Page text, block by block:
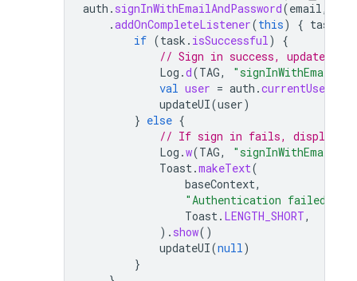
auth . signInWithEmailAndPassword(email,
.addOnCompleteListener(this) { task
if (task . isSuccessful)
{
// Sign in success, update UI
Log .d(TAG,
val user = auth .currentUser
updateUI(user)
} else {
// If sign in fails, display a
Log .w(TAG,
Toast.makeText(
baseContext,
"Authentication failed."
Toast. LENGTH_SHORT,
). show()
updateUI(null)
}